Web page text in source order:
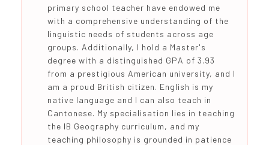
primary school teacher have endowed me
with a comprehensive understanding of the
linguistic needs of students across age
groups. Additionally, I hold a Master's
degree with a distinguished GPA of 3.93
from a prestigious American university, and I
am a proud British citizen. English is my
native language and I can also teach in
Cantonese. My specialisation lies in teaching
the IB Geography curriculum, and my
teaching philosophy is grounded in patience